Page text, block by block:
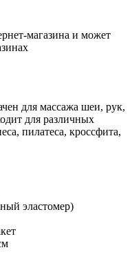
магазина и может
для массажа шеи, рук,
для различных
пилатеса, кроссфита,
эластомер)